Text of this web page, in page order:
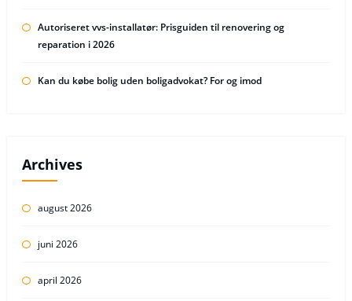
Autoriseret vvs-installatør: Prisguiden til renovering og
reparation i 2026
Kan du købe bolig uden boligadvokat? For og imod
Archives
august 2026
juni 2026
april 2026